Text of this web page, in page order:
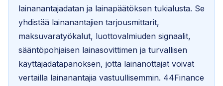
lainanantajadatan ja lainapäätöksen tukialusta. Se
yhdistää lainanantajien tarjousmittarit,
maksuvaratyökalut, luottovalmiuden signaalit,
sääntöpohjaisen lainasovittimen ja turvallisen
käyttäjädatapanoksen, jotta lainanottajat voivat
vertailla lainanantajia vastuullisemmin. 44Finance